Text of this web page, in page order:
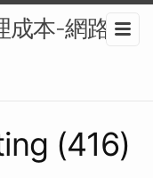
成本-網路行
(416)